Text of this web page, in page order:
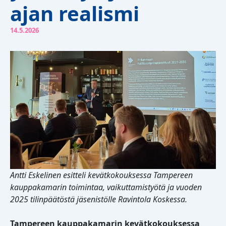
ajan realismi
14.5.2026
Antti Eskelinen esitteli kevätkokouksessa Tampereen
kauppakamarin toimintaa, vaikuttamistyötä ja vuoden
2025 tilinpäätöstä jäsenistölle Ravintola Koskessa.
Tampereen kauppakamarin kevätkokouksessa